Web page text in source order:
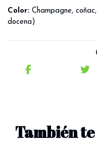
Color: Champagne, coñac,
docena)
También